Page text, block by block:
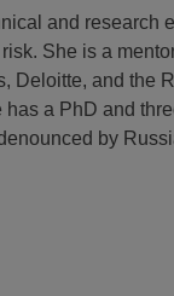
and research
She is a
Deloitte, and the
has a PhD and
by